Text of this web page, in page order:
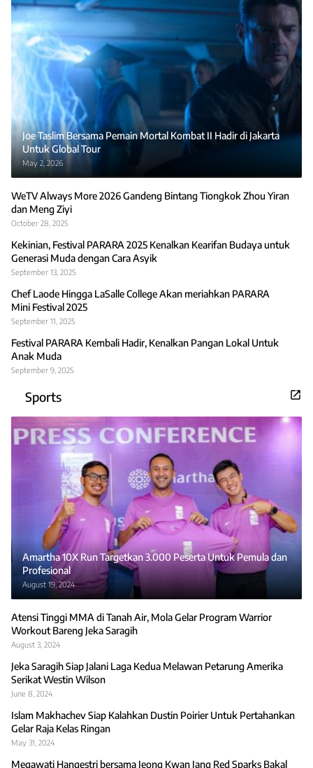
Joe Taslim Bersama Pemain Mortal Kombat II Hadir di Jakarta
Untuk Global Tour
May 2, 2026
WeTV Always More 2026 Gandeng Bintang Tiongkok Zhou Yiran
dan Meng Ziyi
October 28, 2025
Kekinian, Festival PARARA 2025 Kenalkan Kearifan Budaya untuk
Generasi Muda dengan Cara Asyik
September 13, 2025
Chef Laode Hingga LaSalle College Akan meriahkan PARARA
Mini Festival 2025
September 11, 2025
Festival PARARA Kembali Hadir, Kenalkan Pangan Lokal Untuk
Anak Muda
September 9, 2025
Sports
Amartha 10X Run Targetkan 3.000 Peserta Untuk Pemula dan
Profesional
August 19, 2024
Atensi Tinggi MMA di Tanah Air, Mola Gelar Program Warrior
Workout Bareng Jeka Saragih
August 3, 2024
Jeka Saragih Siap Jalani Laga Kedua Melawan Petarung Amerika
Serikat Westin Wilson
June 8, 2024
Islam Makhachev Siap Kalahkan Dustin Poirier Untuk Pertahankan
Gelar Raja Kelas Ringan
May 31, 2024
Megawati Hangestri bersama Jeong Kwan Jang Red Sparks Bakal